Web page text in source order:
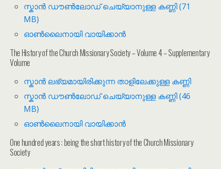
സ്കാൻ ഡൗൺലോഡ് ചെയ്യാനുള്ള കണ്ണി (71
MB)
ഓൺലൈനായി വായിക്കാൻ
The History of the Church Missionary Society – Volume 4 – Supplementary
Volume
സ്കാൻ ലഭ്യമായിരിക്കുന്ന താളിലേക്കുള്ള കണ്ണി
സ്കാൻ ഡൗൺലോഡ് ചെയ്യാനുള്ള കണ്ണി (46
MB)
ഓൺലൈനായി വായിക്കാൻ
One hundred years : being the short history of the Church Missionary
Society